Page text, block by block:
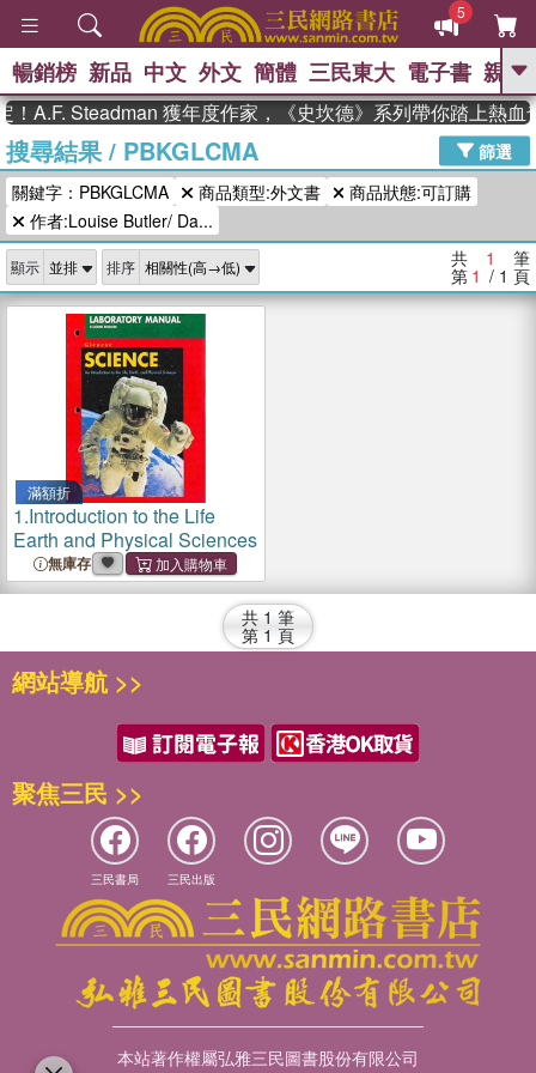
5
GO
熱搜： 高希均教授回憶錄
、 The Odyssey 、 父親節 、 如果歷
史是一群喵
、 暑期推薦 、 國際布克
登輝時代 、 數學女孩：黎曼猜想 、
偉大的迷走神經
暢銷榜 新品 中文 外文 簡體 三民東大 電子書 親子
A.F. Steadman 獲年度作家，《史坎德》系列帶你踏上熱血
搜尋結果/ PBKGLCMA
篩選
關鍵字：PBKGLCMA
商品類型:外文書
商品狀態:可訂購
作者:Louise Butler/ Da...
顯示 排序 共 1 筆
第 1 / 1 頁
滿額折
1.Introduction to the Life
Earth and Physical Sciences
無庫存
共 1 筆
第 1 頁
網站導航 >>
聚焦三民 >>
三民書局 三民出版
本站著作權屬弘雅三民圖書股份有限公司